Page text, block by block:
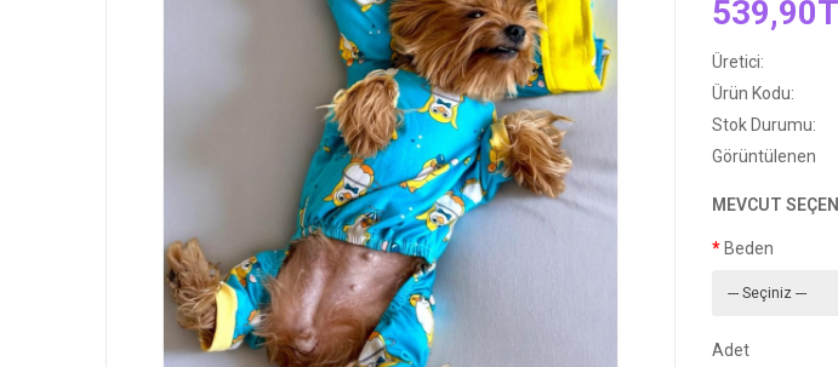
Üretici:
Ürün Kodu:
Stok Durumu:
Görüntülenen
MEVCUT
Beden
Adet